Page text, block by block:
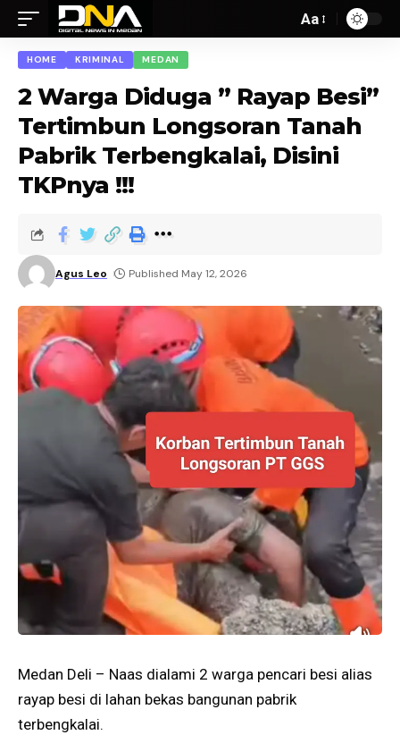
Aa
HOME KRIMINAL MEDAN
2 Warga Diduga ” Rayap Besi”
Tertimbun Longsoran Tanah
Pabrik Terbengkalai, Disini
TKPnya !!!
Agus Leo Published May 12, 2026
Medan Deli – Naas dialami 2 warga pencari besi alias
rayap besi di lahan bekas bangunan pabrik
terbengkalai.